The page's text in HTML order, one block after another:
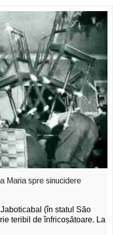
Maria spre sinucidere
(în statul São
teribil de înfricoșătoare. La